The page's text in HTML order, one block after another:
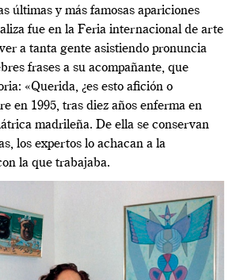
últimas y más famosas apariciones
fue en la Feria internacional de arte
a tanta gente asistiendo pronuncia
frases a su acompañante, que
«Querida, ¿es esto afición o
en 1995, tras diez años enferma en
madrileña. De ella se conservan
los expertos lo achacan a la
la que trabajaba.